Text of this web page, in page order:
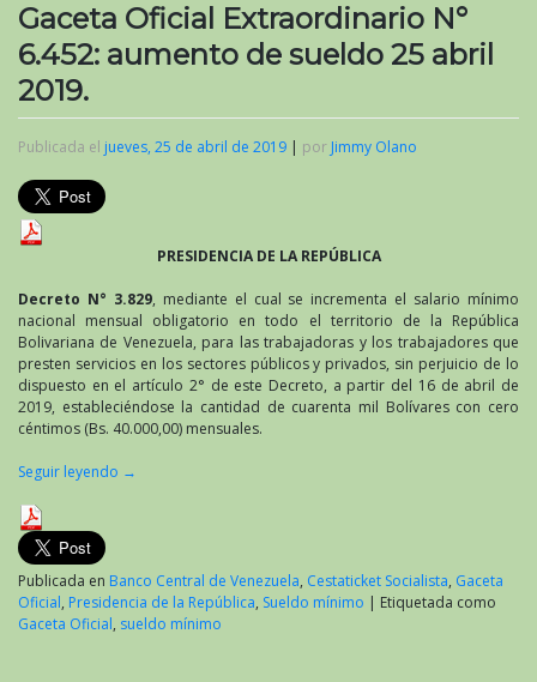
Gaceta Oficial Extraordinario N°
6.452: aumento de sueldo 25 abril
2019.
Publicada el jueves, 25 de abril de 2019 | por Jimmy Olano
PRESIDENCIA DE LA REPÚBLICA
Decreto N° 3.829, mediante el cual se incrementa el salario mínimo
nacional mensual obligatorio en todo el territorio de la República
Bolivariana de Venezuela, para las trabajadoras y los trabajadores que
presten servicios en los sectores públicos y privados, sin perjuicio de lo
dispuesto en el artículo 2° de este Decreto, a partir del 16 de abril de
2019, estableciéndose la cantidad de cuarenta mil Bolívares con cero
céntimos (Bs. 40.000,00) mensuales.
Seguir leyendo →
Publicada en Banco Central de Venezuela, Cestaticket Socialista, Gaceta
Oficial, Presidencia de la República, Sueldo mínimo | Etiquetada como
Gaceta Oficial, sueldo mínimo